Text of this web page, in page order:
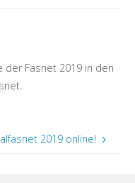
Fasnet 2019 in den
2019 online!